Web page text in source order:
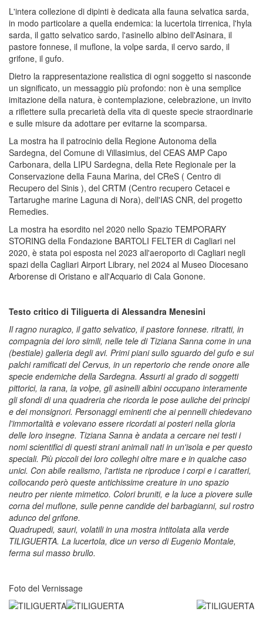
L'intera collezione di dipinti è dedicata alla fauna selvatica sarda,
in modo particolare a quella endemica: la lucertola tirrenica, l'hyla
sarda, il gatto selvatico sardo, l'asinello albino dell'Asinara, il
pastore fonnese, il muflone, la volpe sarda, il cervo sardo, il
grifone, il gufo.
Dietro la rappresentazione realistica di ogni soggetto si nasconde
un significato, un messaggio più profondo: non è una semplice
imitazione della natura, è contemplazione, celebrazione, un invito
a riflettere sulla precarietà della vita di queste specie straordinarie
e sulle misure da adottare per evitarne la scomparsa.
La mostra ha il patrocinio della Regione Autonoma della
Sardegna, del Comune di Villasimius, del CEAS AMP Capo
Carbonara, della LIPU Sardegna, della Rete Regionale per la
Conservazione della Fauna Marina, del CReS ( Centro di
Recupero del Sinis ), del CRTM (Centro recupero Cetacei e
Tartarughe marine Laguna di Nora), dell'IAS CNR, del progetto
Remedies.
La mostra ha esordito nel 2020 nello Spazio TEMPORARY
STORING della Fondazione BARTOLI FELTER di Cagliari nel
2020, è stata poi esposta nel 2023 all'aeroporto di Cagliari negli
spazi della Cagliari Airport Library, nel 2024 al Museo Diocesano
Arborense di Oristano e all'Acquario di Cala Gonone.
Testo critico di Tiliguerta di Alessandra Menesini
Il ragno nuragico, il gatto selvatico, il pastore fonnese. ritratti, in
compagnia dei loro simili, nelle tele di Tiziana Sanna come in una
(bestiale) galleria degli avi. Primi piani sullo sguardo del gufo e sui
palchi ramificati del Cervus, in un repertorio che rende onore alle
specie endemiche della Sardegna. Assurti al grado di soggetti
pittorici, la rana, la volpe, gli asinelli albini occupano interamente
gli sfondi di una quadreria che ricorda le pose auliche dei principi
e dei monsignori. Personaggi eminenti che ai pennelli chiedevano
l'immortalità e volevano essere ricordati ai posteri nella gloria
delle loro insegne. Tiziana Sanna è andata a cercare nei testi i
nomi scientifici di questi strani animali nati in un'isola e per questo
speciali. Più piccoli dei loro colleghi oltre mare e in qualche caso
unici. Con abile realismo, l'artista ne riproduce i corpi e i caratteri,
collocando però queste antichissime creature in uno spazio
neutro per niente mimetico. Colori bruniti, e la luce a piovere sulle
corna del muflone, sulle penne candide del barbagianni, sul rostro
adunco del grifone.
Quadrupedi, sauri, volatili in una mostra intitolata alla verde
TILIGUERTA. La lucertola, dice un verso di Eugenio Montale,
ferma sul masso brullo.
Foto del Vernissage